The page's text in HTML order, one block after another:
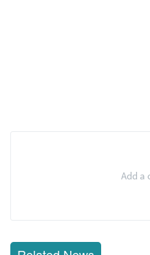
Add a